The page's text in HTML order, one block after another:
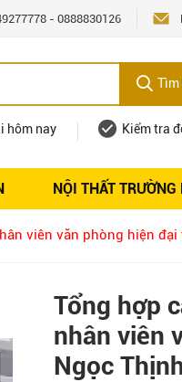
- 0888830126
Tìm
hôm nay Kiểm tra
NỘI THẤT TRƯỜNG
Tuyển dụng
viên văn phòng hiện
Tổng hợp
nhân viên
Ngọc